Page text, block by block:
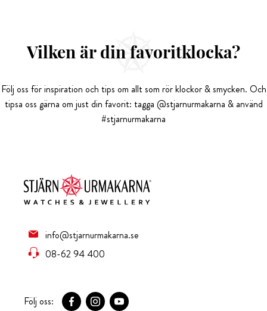
Vilken är din favoritklocka?
Följ oss för inspiration och tips om allt som rör klockor & smycken. Och
tipsa oss gärna om just din favorit: tagga @stjarnurmakarna & använd
#stjarnurmakarna
info@stjarnurmakarna.se
08-62 94 400
Följ oss: